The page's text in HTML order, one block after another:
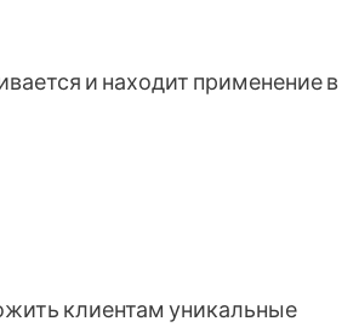
и находит применение в
клиентам уникальные